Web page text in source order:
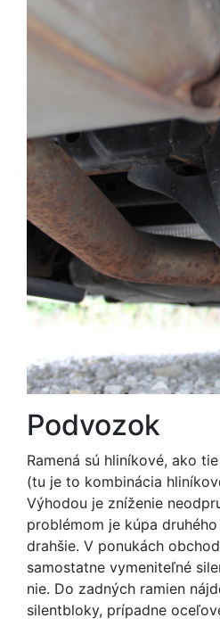
Podvozok
Ramená sú hliníkové, ako
(tu je to kombinácia
Výhodou je zníženie
problémom je kúpa
drahšie. V ponukách
samostatne vymeniteľné
nie. Do zadných ramien
silentbloky, prípadne